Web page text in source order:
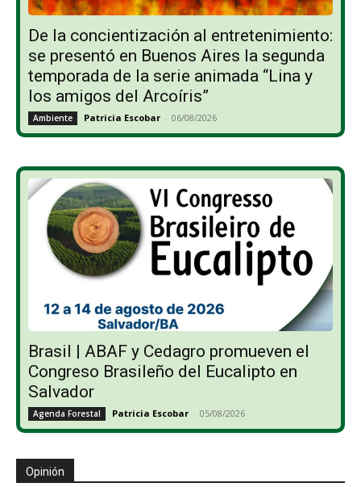
De la concientización al entretenimiento:
se presentó en Buenos Aires la segunda
temporada de la serie animada “Lina y
los amigos del Arcoíris”
Ambiente Patricia Escobar - 06/08/2026
Brasil | ABAF y Cedagro promueven el
Congreso Brasileño del Eucalipto en
Salvador
Agenda Forestal Patricia Escobar - 05/08/2026
Opinión